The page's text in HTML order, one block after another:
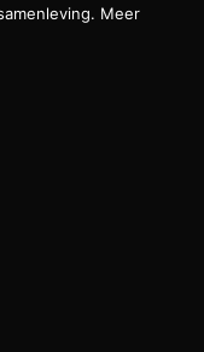
Meer